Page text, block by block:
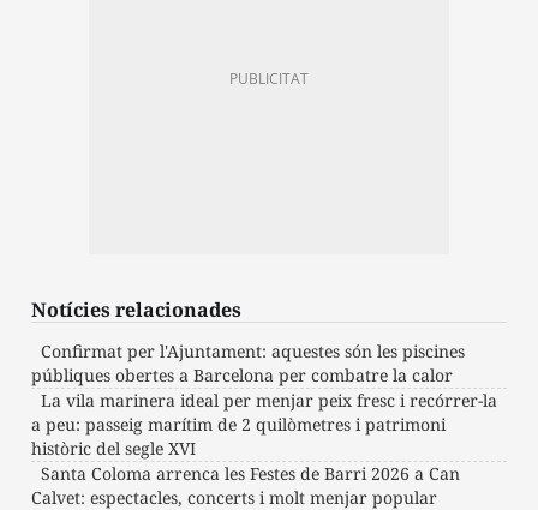
Notícies relacionades
Confirmat per l'Ajuntament: aquestes són les piscines
públiques obertes a Barcelona per combatre la calor
La vila marinera ideal per menjar peix fresc i recórrer-la
a peu: passeig marítim de 2 quilòmetres i patrimoni
històric del segle XVI
Santa Coloma arrenca les Festes de Barri 2026 a Can
Calvet: espectacles, concerts i molt menjar popular